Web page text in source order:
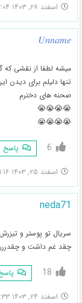
اسفند ۲۸, ۱۴۰۳ ۱۲:۰۴ ب.ظ
𝑈𝑛𝑛𝑎𝑚𝑒
میشه لطفا از نقشی که
تنها دلیلم برای دیدن
صحنه های دخترم
😭😭😭😭
😭😭😭😭
6 پاسخ
اسفند ۲۵, ۱۴۰۳ ۹:۱۶ ق.ظ
neda71
سریال تو پوستر و
چقد غم داشت و
18
اسفند ۲۴, ۱۴۰۳ ۵:۳۳ ب.ظ